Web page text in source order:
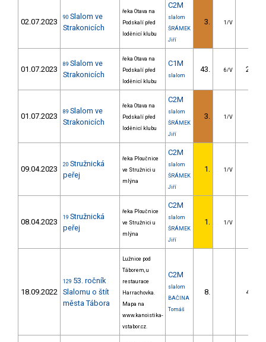
02.07.2023 90 Slalom ve
Strakonicích
řeka Otava na
Podskalí před
loděnicí klubu
C2M
slalom
ŠRÁMEK
Jiří
3. 1/V
01.07.2023
89 Slalom ve
Strakonicích
řeka Otava na
Podskalí před
loděnicí klubu
C1M
slalom
43. 6/V 28.91
01.07.2023 89 Slalom ve
Strakonicích
řeka Otava na
Podskalí před
loděnicí klubu
C2M
slalom
ŠRÁMEK
Jiří
3. 1/V
09.04.2023 20 Stružnická
peřej
řeka Ploučnice
ve Stružnici u
mlýna
C2M
slalom
ŠRÁMEK
Jiří
1. 1/V
08.04.2023 19 Stružnická
peřej
řeka Ploučnice
ve Stružnici u
mlýna
C2M
slalom
ŠRÁMEK
Jiří
1. 1/V
18.09.2022
129 53. ročník
Slalomu o štít
města Tábora
Lužnice pod
Táborem, u
restaurace
Harrachovka.
Mapa na
www.kanoistika-
vstabor.cz.
C2M
slalom
BAČINA
Tomáš
8. 48.70